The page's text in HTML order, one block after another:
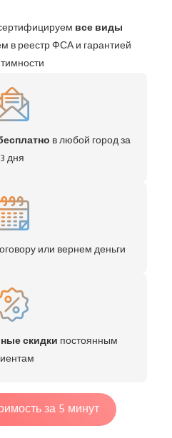
все виды
в реестр ФСА и гарантией
в любой город за
3 дня
или вернем деньги
скидки постоянным
за 5 минут